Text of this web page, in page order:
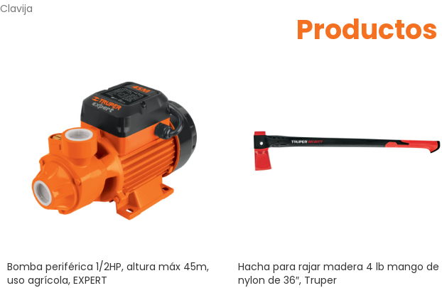
Clavija
Bomba periférica 1/2HP, altura máx 45m,
uso agrícola, EXPERT
Hacha para rajar madera 4 lb mango de
nylon de 36″, Truper